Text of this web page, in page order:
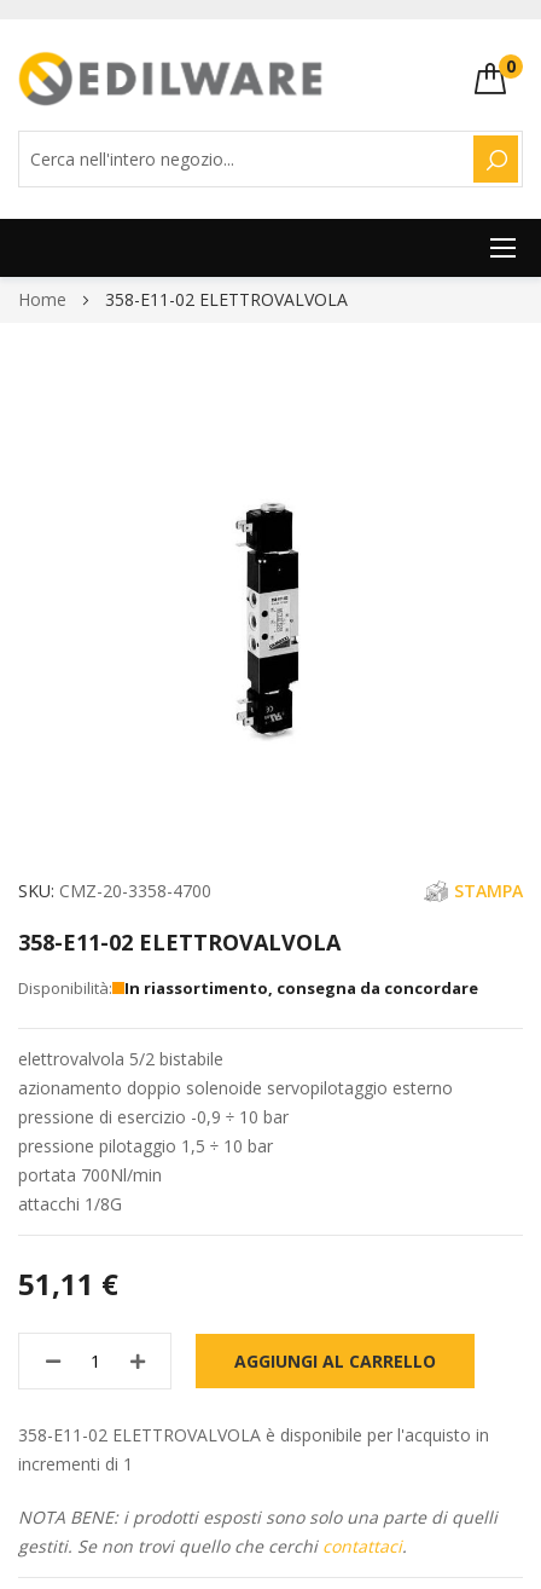
0
Salta
Home 358-E11-02 ELETTROVALVOLA
Vai
della
immagini
SKU CMZ-20-3358-4700 STAMPA
358-E11-02 ELETTROVALVOLA
In riassortimento, consegna da concordare
elettrovalvola 5/2 bistabile
azionamento doppio solenoide servopilotaggio esterno
pressione di esercizio -0,9 ÷ 10 bar
pressione pilotaggio 1,5 ÷ 10 bar
portata 700Nl/min
attacchi 1/8G
51,11 €
AGGIUNGI AL CARRELLO
358-E11-02 ELETTROVALVOLA è disponibile per l'acquisto in
incrementi di 1
NOTA BENE: i prodotti esposti sono solo una parte di quelli
gestiti. Se non trovi quello che cerchi contattaci.